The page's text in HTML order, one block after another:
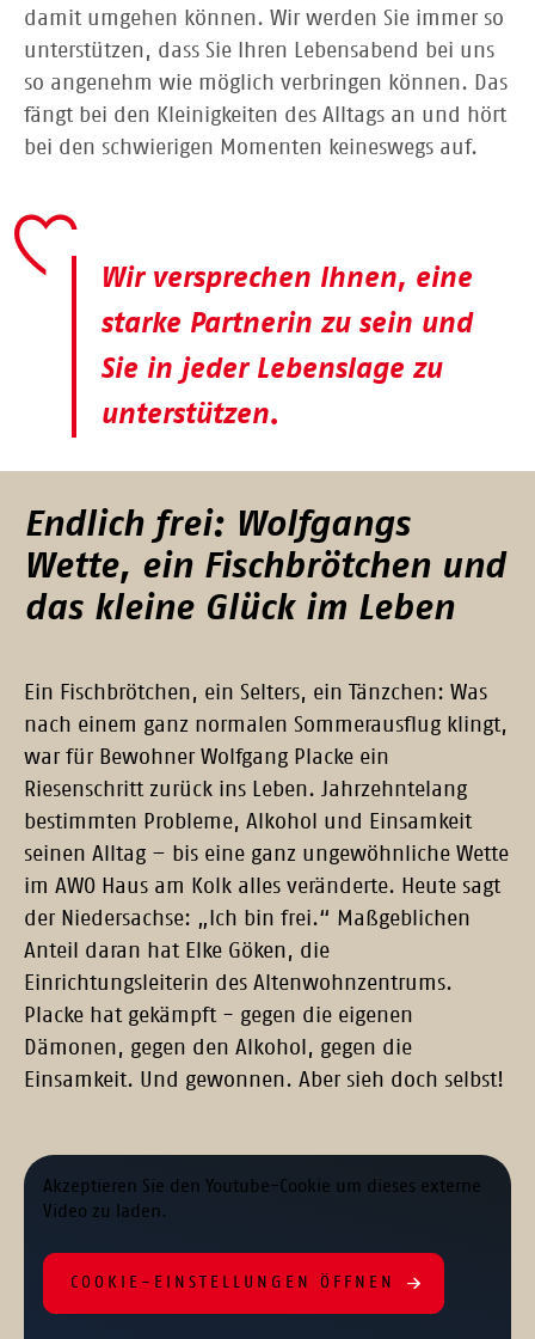
damit umgehen können. Wir werden Sie immer so
unterstützen, dass Sie Ihren Lebensabend bei uns
so angenehm wie möglich verbringen können. Das
fängt bei den Kleinigkeiten des Alltags an und hört
bei den schwierigen Momenten keineswegs auf.
Wir versprechen Ihnen, eine
starke Partnerin zu sein und
Sie in jeder Lebenslage zu
unterstützen.
Endlich frei: Wolfgangs
Wette, ein Fischbrötchen und
das kleine Glück im Leben
Ein Fischbrötchen, ein Selters, ein Tänzchen: Was
nach einem ganz normalen Sommerausflug klingt,
war für Bewohner Wolfgang Placke ein
Riesenschritt zurück ins Leben. Jahrzehntelang
bestimmten Probleme, Alkohol und Einsamkeit
seinen Alltag – bis eine ganz ungewöhnliche Wette
im AWO Haus am Kolk alles veränderte. Heute sagt
der Niedersachse: „Ich bin frei.“ Maßgeblichen
Anteil daran hat Elke Göken, die
Einrichtungsleiterin des Altenwohnzentrums.
Placke hat gekämpft - gegen die eigenen
Dämonen, gegen den Alkohol, gegen die
Einsamkeit. Und gewonnen. Aber sieh doch selbst!
Akzeptieren Sie den Youtube-Cookie um dieses externe
Video zu laden.
COOKIE-EINSTELLUNGEN ÖFFNEN